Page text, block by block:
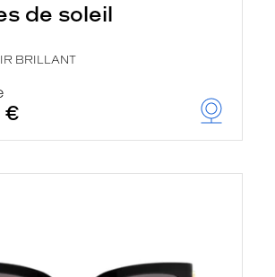
de soleil
BRILLANT
€